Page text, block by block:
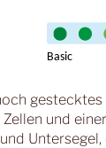
und